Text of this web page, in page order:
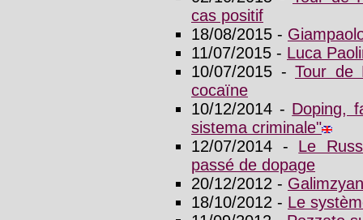
cas positif
18/08/2015 -
11/07/2015 - Luca
10/07/2015 - Tour de
cocaïne
10/12/2014 - Doping,
sistema criminale"
12/07/2014 - Le
passé de dopage
20/12/2012 -
18/10/2012 - Le